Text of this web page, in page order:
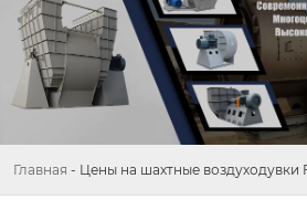
Главная - Цены на шахтные воздуходувки